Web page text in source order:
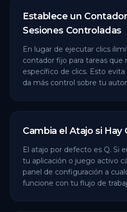
Establece un
Sesiones Controladas
En lugar de ejecutar clics
contador fijo para tareas
específico de clics. Esto
da más control sobre tu
Cambia el Atajo si Hay
El atajo por defecto es Q. Si
tu aplicación o juego activo
panel de configuración a
funcione con tu flujo de